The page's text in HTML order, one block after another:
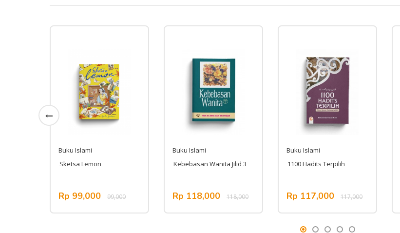
Buku Islami
Sketsa Lemon
Rp 99,000 99,000
Buku Islami
Kebebasan Wanita Jilid 3
Rp 118,000 118,000
Buku Islami
1100 Hadits Terpilih
Rp 117,000 117,000